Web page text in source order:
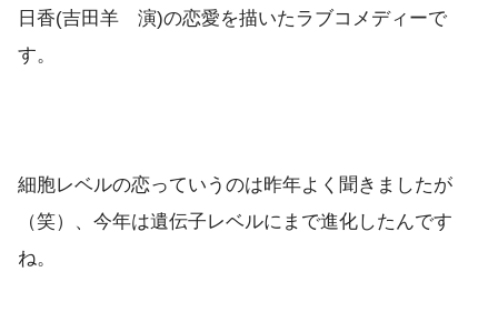
日香(吉田羊 演)の恋愛を描いたラブコメディーで
す。
細胞レベルの恋っていうのは昨年よく聞きましたが
（笑）、今年は遺伝子レベルにまで進化したんです
ね。